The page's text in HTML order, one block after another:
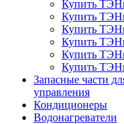
Купить
Купить
Купить
Купить
Купить
Купить
Запасные части
управления
Кондиционеры
Водонагреватели